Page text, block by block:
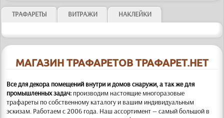
ТРАФАРЕТЫ ВИТРАЖИ НАКЛЕЙКИ
МАГАЗИН ТРАФАРЕТОВ ТРАФАРЕТ.НЕТ
Все для декора помещений внутри и домов снаружи, а так же для
промышленных задач: производим настоящие многоразовые
трафареты по собственному каталогу и вашим индивидуальным
эскизам. Работаем с 2006 года. Наш ассортимент — самый большой в